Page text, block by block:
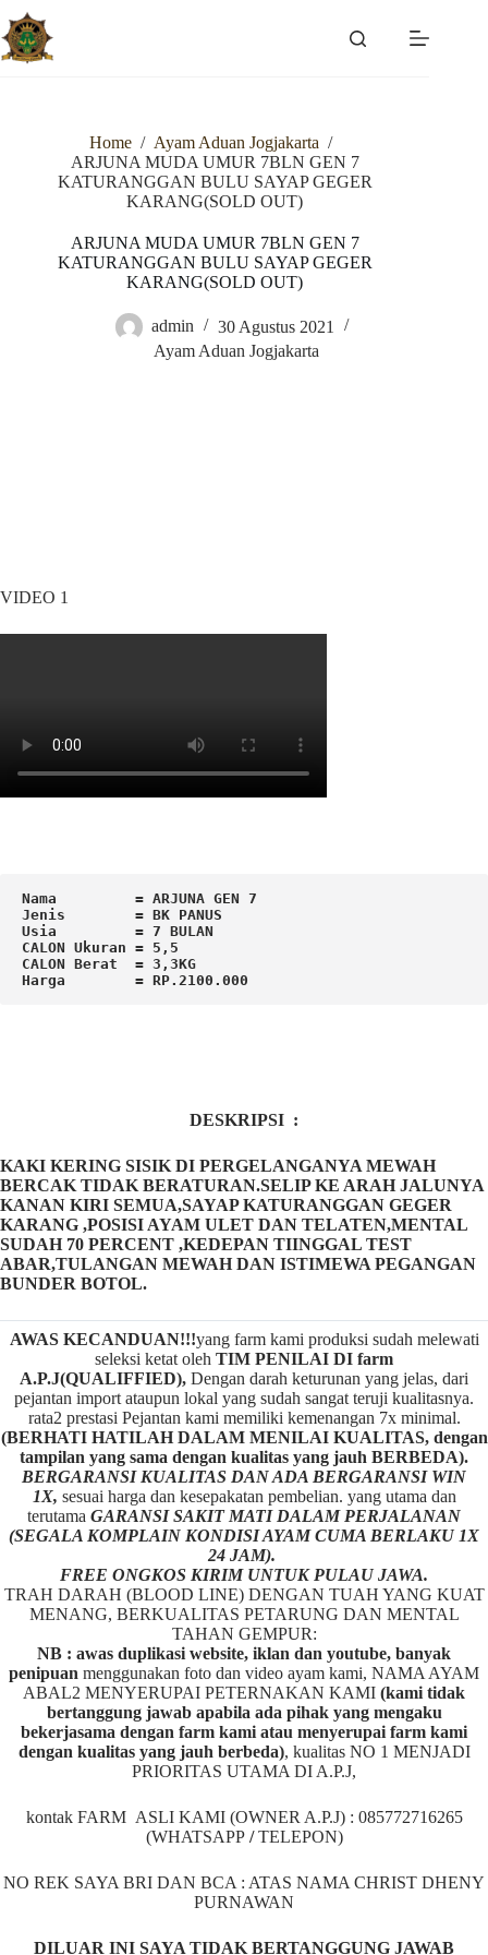
Skip
to
content
Home / Ayam Aduan Jogjakarta /
ARJUNA MUDA UMUR 7BLN GEN 7
KATURANGGAN BULU SAYAP GEGER
KARANG(SOLD OUT)
ARJUNA MUDA UMUR 7BLN GEN 7
KATURANGGAN BULU SAYAP GEGER
KARANG(SOLD OUT)
admin
30 Agustus 2021
Ayam Aduan Jogjakarta
VIDEO 1
Nama         = ARJUNA GEN 7
Jenis        = BK PANUS
Usia         = 7 BULAN
CALON Ukuran = 5,5
CALON Berat  = 3,3KG
Harga        = RP.2100.000
DESKRIPSI :
KAKI KERING SISIK DI PERGELANGANYA MEWAH
BERCAK TIDAK BERATURAN.SELIP KE ARAH JALUNYA
KANAN KIRI SEMUA,SAYAP KATURANGGAN GEGER
KARANG ,POSISI AYAM ULET DAN TELATEN,MENTAL
SUDAH 70 PERCENT ,KEDEPAN TIINGGAL TEST
ABAR,TULANGAN MEWAH DAN ISTIMEWA PEGANGAN
BUNDER BOTOL.
AWAS KECANDUAN!!!yang farm kami produksi sudah melewati
seleksi ketat oleh TIM PENILAI DI farm
A.P.J(QUALIFFIED), Dengan darah keturunan yang jelas, dari
pejantan import ataupun lokal yang sudah sangat teruji kualitasnya.
rata2 prestasi Pejantan kami memiliki kemenangan 7x minimal.
(BERHATI HATILAH DALAM MENILAI KUALITAS, dengan
tampilan yang sama dengan kualitas yang jauh BERBEDA).
BERGARANSI KUALITAS DAN ADA BERGARANSI WIN
1X, sesuai harga dan kesepakatan pembelian. yang utama dan
terutama GARANSI SAKIT MATI DALAM PERJALANAN
(SEGALA KOMPLAIN KONDISI AYAM CUMA BERLAKU 1X
24 JAM).
FREE ONGKOS KIRIM UNTUK PULAU JAWA.
TRAH DARAH (BLOOD LINE) DENGAN TUAH YANG KUAT
MENANG, BERKUALITAS PETARUNG DAN MENTAL
TAHAN GEMPUR:
NB : awas duplikasi website, iklan dan youtube, banyak
penipuan menggunakan foto dan video ayam kami, NAMA AYAM
ABAL2 MENYERUPAI PETERNAKAN KAMI (kami tidak
bertanggung jawab apabila ada pihak yang mengaku
bekerjasama dengan farm kami atau menyerupai farm kami
dengan kualitas yang jauh berbeda), kualitas NO 1 MENJADI
PRIORITAS UTAMA DI A.P.J,
kontak FARM ASLI KAMI (OWNER A.P.J) : 085772716265
(WHATSAPP /TELEPON)
NO REK SAYA BRI DAN BCA : ATAS NAMA CHRIST DHENY
PURNAWAN
DILUAR INI SAYA TIDAK BERTANGGUNG JAWAB